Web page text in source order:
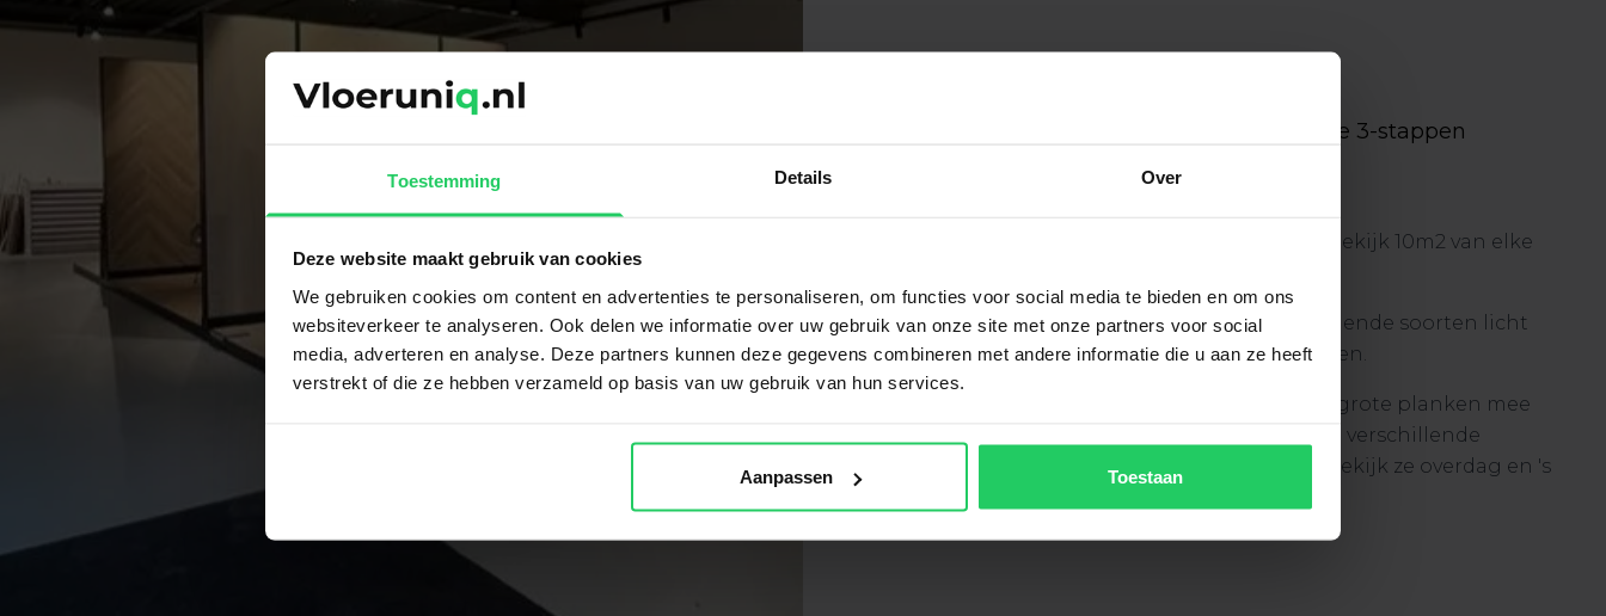
Toestemming Details Over
Deze website maakt gebruik van cookies
We gebruiken cookies om content en advertenties te personaliseren, om functies voor social media te bieden en om ons
websiteverkeer te analyseren. Ook delen we informatie over uw gebruik van onze site met onze partners voor social
media, adverteren en analyse. Deze partners kunnen deze gegevens combineren met andere informatie die u aan ze heeft
verstrekt of die ze hebben verzameld op basis van uw gebruik van hun services.
Aanpassen Toestaan
Vind de perfecte vloer dankzij onze 3-stappen
Kom naar onze showroom en bekijk 10m2 van elke
Vergelijk de vloeren bij verschillende soorten licht
middels onze grote stalenborden.
Neem van elke gewenste vloer grote planken mee
naar huis. Bekijk de planken bij verschillende
lichtinvallen in de woning en bekijk ze overdag en 's